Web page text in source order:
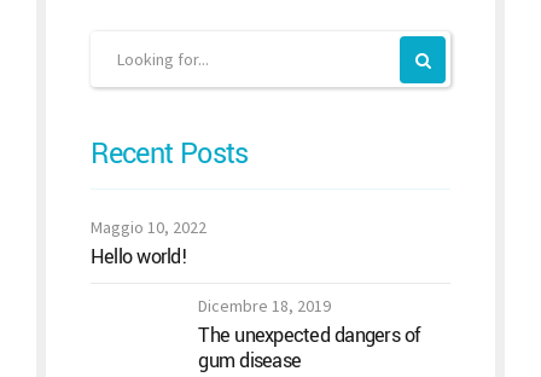
Recent Posts
Maggio 10, 2022
Hello world!
Dicembre 18, 2019
The unexpected dangers of
gum disease